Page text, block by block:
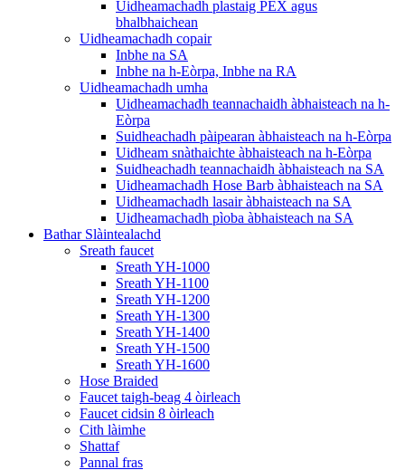
Uidheamachadh plastaig PEX agus
bhalbhaichean
Uidheamachadh copair
Inbhe na SA
Inbhe na h-Eòrpa, Inbhe na RA
Uidheamachadh umha
Uidheamachadh teannachaidh àbhaisteach na h-
Eòrpa
Suidheachadh pàipearan àbhaisteach na h-Eòrpa
Uidheam snàthaichte àbhaisteach na h-Eòrpa
Suidheachadh teannachaidh àbhaisteach na SA
Uidheamachadh Hose Barb àbhaisteach na SA
Uidheamachadh lasair àbhaisteach na SA
Uidheamachadh pìoba àbhaisteach na SA
Bathar Slàintealachd
Sreath faucet
Sreath YH-1000
Sreath YH-1100
Sreath YH-1200
Sreath YH-1300
Sreath YH-1400
Sreath YH-1500
Sreath YH-1600
Hose Braided
Faucet taigh-beag 4 òirleach
Faucet cidsin 8 òirleach
Cith làimhe
Shattaf
Pannal fras